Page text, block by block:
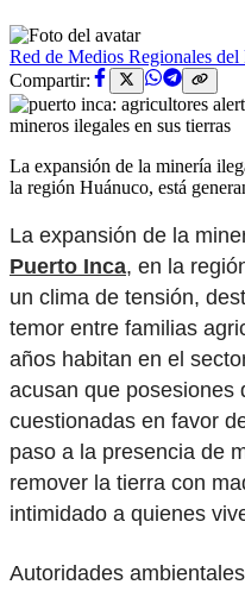
Red de Medios Regionales del
Compartir:
La expansión de la minería
la región Huánuco, está
La expansión de la
Puerto Inca, en la
un clima de tensión,
temor entre familias
años habitan en el
acusan que posesiones
cuestionadas en favor
paso a la presencia de
remover la tierra con
intimidado a quienes
Autoridades